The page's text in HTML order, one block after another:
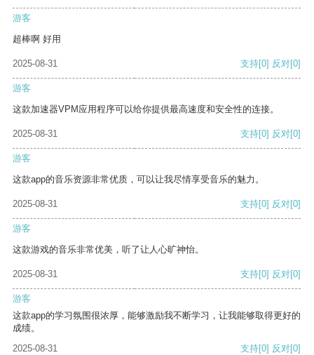
游客
超棒啊 好用
2025-08-31 支持[0] 反对[0]
游客
这款加速器VPM应用程序可以给你提供最高速度和安全性的连接。
2025-08-31 支持[0] 反对[0]
游客
这款app的音乐资源非常优质，可以让我尽情享受音乐的魅力。
2025-08-31 支持[0] 反对[0]
游客
这款游戏的音乐非常优美，听了让人心旷神怡。
2025-08-31 支持[0] 反对[0]
游客
这款app的学习氛围很浓厚，能够激励我不断学习，让我能够取得更好的
成绩。
2025-08-31
支持[0] 反对[0]